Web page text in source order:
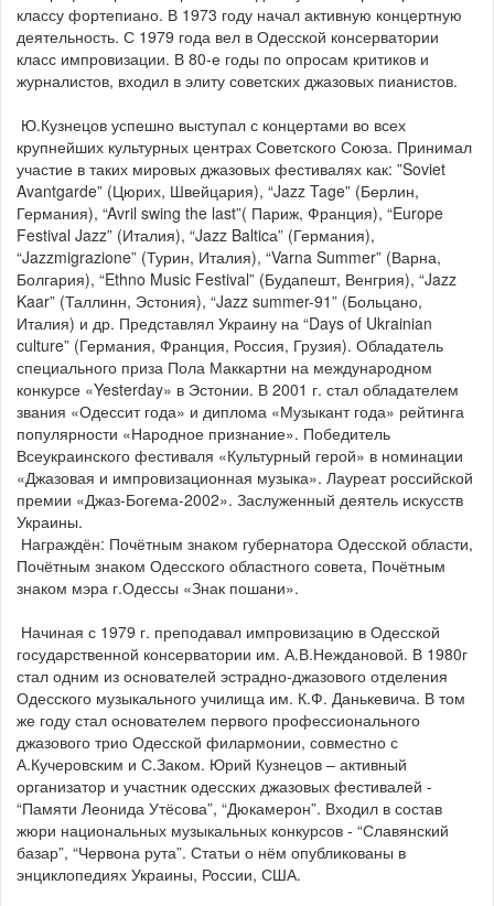
классу фортепиано. В 1973 году начал активную концертную
деятельность. С 1979 года вел в Одесской консерватории
класс импровизации. В 80-е годы по опросам критиков и
журналистов, входил в элиту советских джазовых пианистов.
Ю.Кузнецов успешно выступал с концертами во всех
крупнейших культурных центрах Советского Союза. Принимал
участие в таких мировых джазовых фестивалях как: ”Soviet
Avantgarde” (Цюрих, Швейцария), “Jazz Tage” (Берлин,
Германия), “Avril swing the last”( Париж, Франция), “Europe
Festival Jazz” (Италия), “Jazz Balticа” (Германия),
“Jazzmigrazione” (Турин, Италия), “Varna Summer” (Варна,
Болгария), “Ethno Music Festival” (Будапешт, Венгрия), “Jazz
Kaar” (Таллинн, Эстония), “Jazz summer-91” (Больцано,
Италия) и др. Представлял Украину на “Days of Ukrainian
culture” (Германия, Франция, Россия, Грузия). Обладатель
специального приза Пола Маккартни на международном
конкурсе «Yesterday» в Эстонии. В 2001 г. стал обладателем
звания «Одессит года» и диплома «Музыкант года» рейтинга
популярности «Народное признание». Победитель
Всеукраинского фестиваля «Культурный герой» в номинации
«Джазовая и импровизационная музыка». Лауреат российской
премии «Джаз-Богема-2002». Заслуженный деятель искусств
Украины.
Награждён: Почётным знаком губернатора Одесской области,
Почётным знаком Одесского областного совета, Почётным
знаком мэра г.Одессы «Знак пошани».
Начиная с 1979 г. преподавал импровизацию в Одесской
государственной консерватории им. А.В.Неждановой. В 1980г
стал одним из основателей эстрадно-джазового отделения
Одесского музыкального училища им. К.Ф. Данькевича. В том
же году стал основателем первого профессионального
джазового трио Одесской филармонии, совместно с
А.Кучеровским и С.Заком. Юрий Кузнецов – активный
организатор и участник одесских джазовых фестивалей -
“Памяти Леонида Утёсова”, “Дюкамерон”. Входил в состав
жюри национальных музыкальных конкурсов - “Славянский
базар”, “Червона рута”. Статьи о нём опубликованы в
энциклопедиях Украины, России, США.